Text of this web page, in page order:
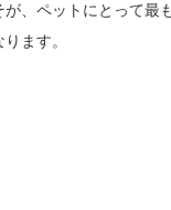
、ペットにとって最
ます。